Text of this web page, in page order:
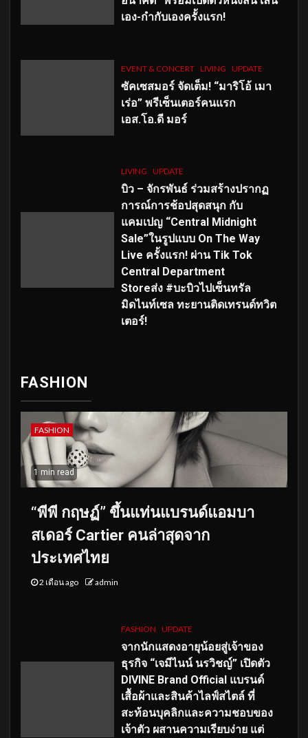
เอง-กำกับเองครั้งแรก!
EVENT & CONCERT LIVING UPDATE
ซัคเซสมอร์ จัดเต็ม! “มาริโอ้ เมา
เร่อ” พรีเซ็นเตอร์คนแรก
เอส.โอ.ดี มอร์
LIVING UPDATE
บิว – จักรพันธ์ ร่วมสร้างปรากฏ
การณ์การช้อปสุดสนุก กับ
แคมเปญ “Central Midnight
Sale”ในรูปแบบ On The Way
Live ครั้งแรก! ผ่าน Tik Tok
Central Department
Storeส่ง #บะบิวไปเซ็นทรัล
มิดไนท์เซล ทะยานติดเทรนด์ทวิต
เตอร์!
FASHION
FASHION
1 min read
“พีพี กฤษฏ์” ขึ้นแท่นแบรนด์แอมบา
สเดอร์ Cartier คนล่าสุดจาก
ประเทศไทย
2 เดือน ago admin
FASHION UPDATE
จากนักแสดงอายุน้อยสู่เจ้าของ
ธุรกิจ “เจมีไนน์ นรวิชญ์” เปิดตัว
DIVINE Brand Official แบรนด์
เสื้อผ้าและสินค้าไลฟ์สไตล์ ที่
สะท้อนบุคลิกและความชอบของ
เจ้าตัว ผสานความเรียบง่าย แต่